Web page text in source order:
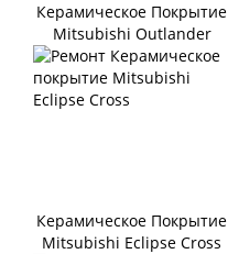
Керамическое Покрытие
Mitsubishi Outlander
Керамическое Покрытие
Mitsubishi Eclipse Cross